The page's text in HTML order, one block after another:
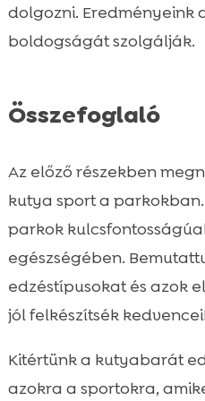
dolgozni. Eredményeink
boldogságát szolgálják.
Összefoglaló
Az előző részekben
kutya sport a
parkok
egészségében.
edzéstípusokat és azok
jól felkészítsék
Kitértünk a kutyabarát
azokra a sportokra,